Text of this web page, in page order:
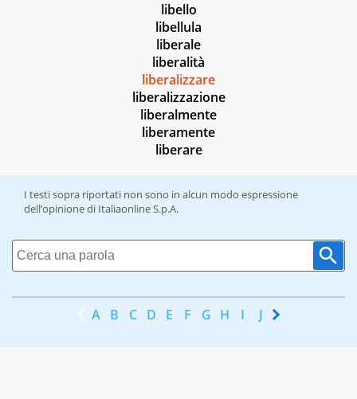
libello
libellula
liberale
liberalità
liberalizzare
liberalizzazione
liberalmente
liberamente
liberare
I testi sopra riportati non sono in alcun modo espressione
dell’opinione di Italiaonline S.p.A.
A B C D E F G H I J K